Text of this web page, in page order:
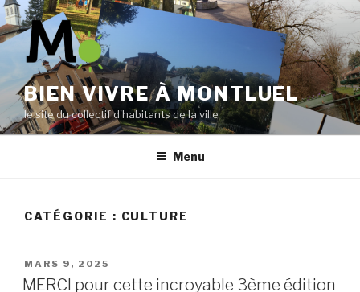
Aller
au
contenu
principal
BIEN VIVRE À MONTLUEL
le site du collectif d'habitants de la ville
Menu
CATÉGORIE : CULTURE
PUBLIÉ
LE
MARS 9, 2025
MERCI pour cette incroyable 3ème édition